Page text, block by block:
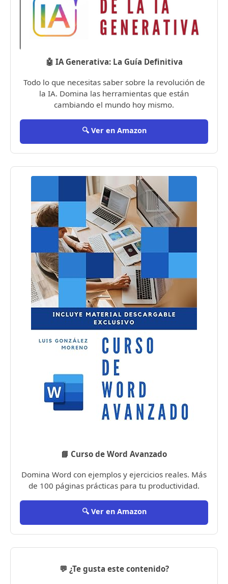
🤖 IA Generativa: La Guía Definitiva
Todo lo que necesitas saber sobre la revolución de
la IA. Domina las herramientas que están
cambiando el mundo hoy mismo.
🔍 Ver en Amazon
📘 Curso de Word Avanzado
Domina Word con ejemplos y ejercicios reales. Más
de 100 páginas prácticas para tu productividad.
🔍 Ver en Amazon
💬 ¿Te gusta este contenido?